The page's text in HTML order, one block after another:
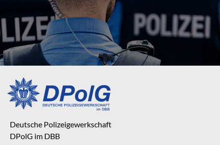
Deutsche Polizeigewerkschaft
DPolG im DBB